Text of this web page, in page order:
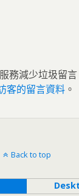
務減少垃圾留言
客的留言資料 。
Back to top